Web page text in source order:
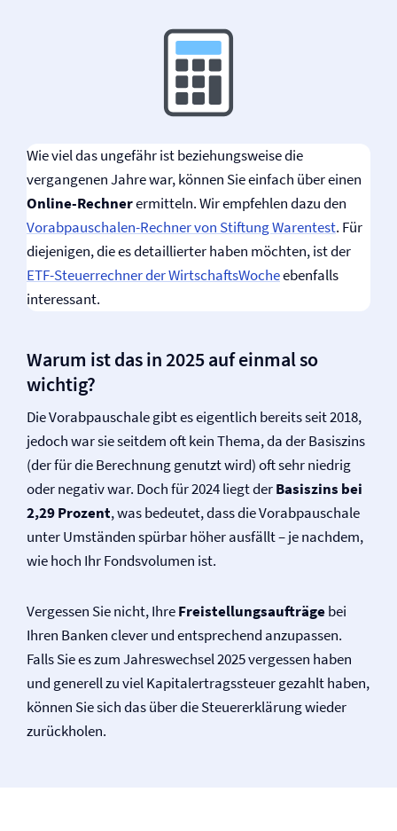
Wie viel das ungefähr ist beziehungsweise die
vergangenen Jahre war, können Sie einfach über einen
Online-Rechnerermitteln. Wir empfehlen dazu den
Vorabpauschalen-Rechner von Stiftung Warentest. Für
diejenigen, die es detaillierter haben möchten, ist der
ETF-Steuerrechner der WirtschaftsWocheebenfalls
interessant.
Warum ist das in 2025 auf einmal so
wichtig?
Die Vorabpauschale gibt es eigentlich bereits seit 2018,
jedoch war sie seitdem oft kein Thema, da der Basiszins
(der für die Berechnung genutzt wird) oft sehr niedrig
oder negativ war. Doch für 2024 liegt derBasiszins bei
2,29 Prozent, was bedeutet, dass die Vorabpauschale
unter Umständen spürbar höher ausfällt – je nachdem,
wie hoch Ihr Fondsvolumen ist.
Vergessen Sie nicht, IhreFreistellungsaufträgebei
Ihren Banken clever und entsprechend anzupassen.
Falls Sie es zum Jahreswechsel 2025 vergessen haben
und generell zu viel Kapitalertragssteuer gezahlt haben,
können Sie sich das über die Steuererklärung wieder
zurückholen.